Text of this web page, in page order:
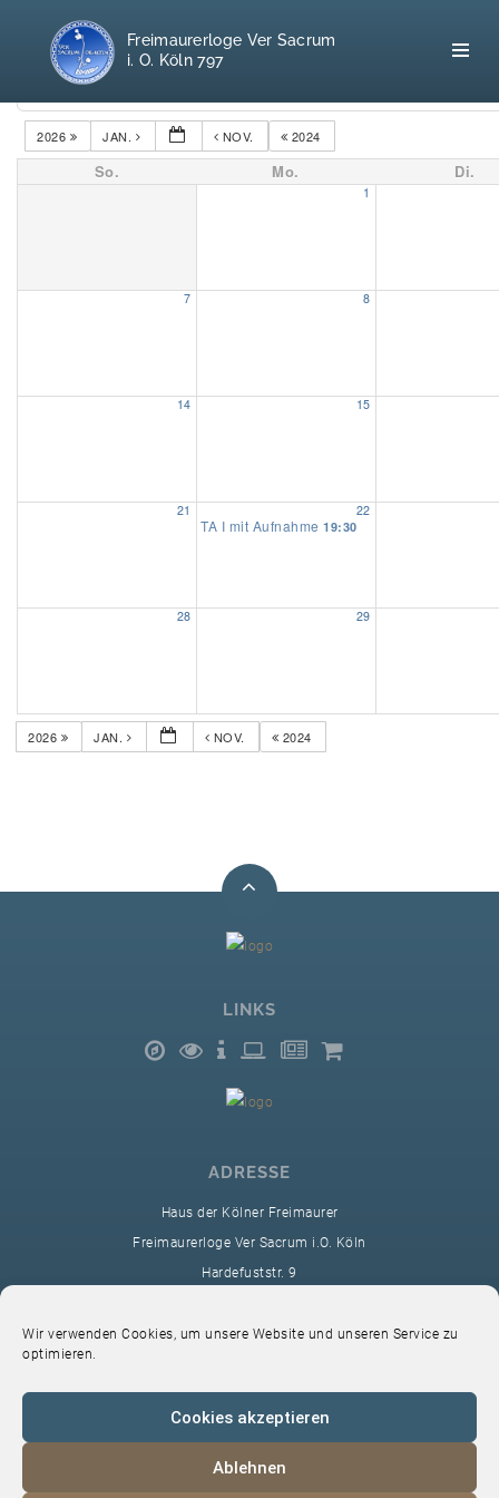
Wir verwenden Cookies, um unsere Website und unseren Service zu
optimieren.
Cookies akzeptieren
Ablehnen
Freimaurerloge Ver Sacrum
i. O. Köln 797
Kategorien
2024
NOV.
JAN.
2026
So. Mo. Di.
1
7 8
14 15
21 22
TA I mit Aufnahme 19:30
28 29
2024
NOV.
JAN.
2026
LINKS
ADRESSE
Haus der Kölner Freimaurer
Freimaurerloge Ver Sacrum i.O. Köln
Hardefuststr. 9
sekretariat@ver-sacrum.org
© 2024 Copyright Ver Sacrum